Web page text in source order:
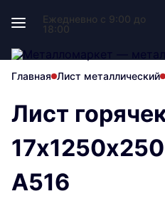
Ежедневно с 9:00 до
18:00
Главная Лист металлический
Лист
A516